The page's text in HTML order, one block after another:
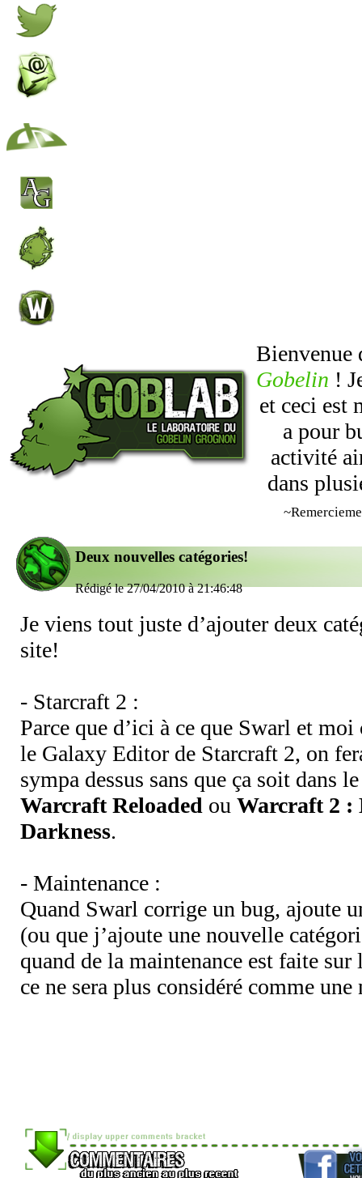
Bienvenue
Gobelin !
et ceci est
a pour
activité
dans
Deux nouvelles catégories!
Rédigé le 27/04/2010 à 21:46:48
Je viens tout juste d’ajouter deux
site!
- Starcraft 2 :
Parce que d’ici à ce que Swarl et
le Galaxy Editor de Starcraft 2, on
sympa dessus sans que ça soit dans
Warcraft Reloaded ou Warcraft 2 :
Darkness.
- Maintenance :
Quand Swarl corrige un bug, ajoute
(ou que j’ajoute une nouvelle
quand de la maintenance est faite sur
ce ne sera plus considéré comme